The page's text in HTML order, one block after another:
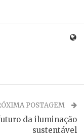
POSTAGEM
da iluminação
sustentável